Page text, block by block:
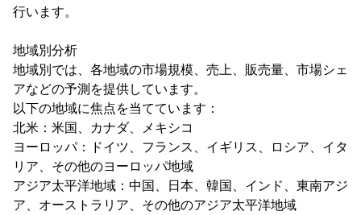
行います。
地域別分析
地域別では、各地域の市場規模、売上、販売量、市場シェ
アなどの予測を提供しています。
以下の地域に焦点を当てています：
北米：米国、カナダ、メキシコ
ヨーロッパ：ドイツ、フランス、イギリス、ロシア、イタ
リア、その他のヨーロッパ地域
アジア太平洋地域：中国、日本、韓国、インド、東南アジ
ア、オーストラリア、その他のアジア太平洋地域